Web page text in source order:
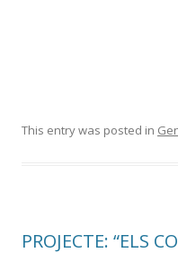
This entry was posted in
PROJECTE: “ELS